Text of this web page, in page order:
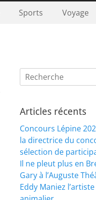
Sports Voyage
Rechercher :
Articles récents
Concours Lépine
la directrice du
sélection de
Il ne pleut plus en
Gary à l’Auguste
Eddy Maniez